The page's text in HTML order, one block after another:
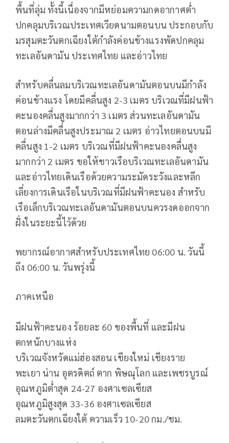
พื้นที่ลุ่ม ทั้งนี้เนื่องจากมีหย่อมความกดอากาศต่ำ
ปกคลุมบริเวณประเทศเวียดนามตอนบน ประกอบกับ
มรสุมตะวันตกเฉียงใต้กำลังค่อนข้างแรงพัดปกคลุม
ทะเลอันดามัน ประเทศไทย และอ่าวไทย
สำหรับคลื่นลมบริเวณทะเลอันดามันตอนบนมีกำลัง
ค่อนข้างแรง โดยมีคลื่นสูง 2-3 เมตร บริเวณที่มีฝนฟ้า
คะนองคลื่นสูงมากกว่า 3 เมตร ส่วนทะเลอันดามัน
ตอนล่างมีคลื่นสูงประมาณ 2 เมตร อ่าวไทยตอนบนมี
คลื่นสูง 1-2 เมตร บริเวณที่มีฝนฟ้าคะนองคลื่นสูง
มากกว่า 2 เมตร ขอให้ชาวเรือบริเวณทะเลอันดามัน
และอ่าวไทยเดินเรือด้วยความระมัดระวังและหลีก
เลี่ยงการเดินเรือในบริเวณที่มีฝนฟ้าคะนอง สำหรับ
เรือเล็กบริเวณทะเลอันดามันตอนบนควรงดออกจาก
ฝั่งในระยะนี้ไว้ด้วย
พยากรณ์อากาศสำหรับประเทศไทย 06:00 น. วันนี้
ถึง 06:00 น. วันพรุ่งนี้
ภาคเหนือ
มีฝนฟ้าคะนอง ร้อยละ 60 ของพื้นที่ และมีฝน
ตกหนักบางแห่ง
บริเวณจังหวัดแม่ฮ่องสอน เชียงใหม่ เชียงราย
พะเยา น่าน อุตรดิตถ์ ตาก พิษณุโลก และเพชรบูรณ์
อุณหภูมิต่ำสุด 24-27 องศาเซลเซียส
อุณหภูมิสูงสุด 33-36 องศาเซลเซียส
ลมตะวันตกเฉียงใต้ ความเร็ว 10-20 กม./ชม.